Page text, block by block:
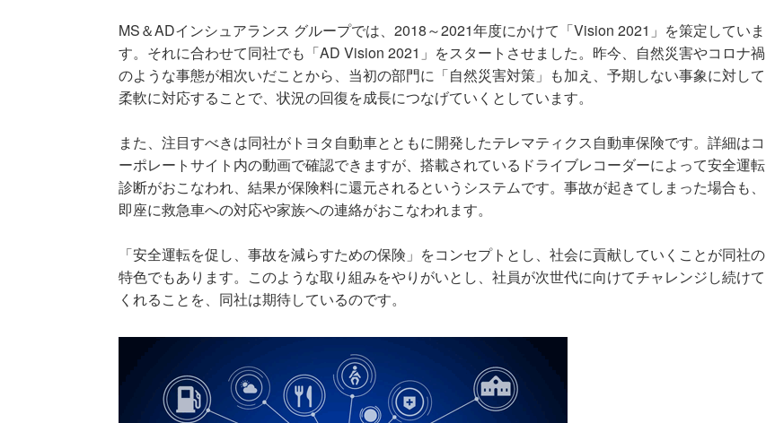
MS＆ADインシュアランス グループでは、2018～2021年度にかけて「Vision 2021」を策定していま
す。それに合わせて同社でも「AD Vision 2021」をスタートさせました。昨今、自然災害やコロナ禍
のような事態が相次いだことから、当初の部門に「自然災害対策」も加え、予期しない事象に対して
柔軟に対応することで、状況の回復を成長につなげていくとしています。
また、注目すべきは同社がトヨタ自動車とともに開発したテレマティクス自動車保険です。詳細はコ
ーポレートサイト内の動画で確認できますが、搭載されているドライブレコーダーによって安全運転
診断がおこなわれ、結果が保険料に還元されるというシステムです。事故が起きてしまった場合も、
即座に救急車への対応や家族への連絡がおこなわれます。
「安全運転を促し、事故を減らすための保険」をコンセプトとし、社会に貢献していくことが同社の
特色でもあります。このような取り組みをやりがいとし、社員が次世代に向けてチャレンジし続けて
くれることを、同社は期待しているのです。